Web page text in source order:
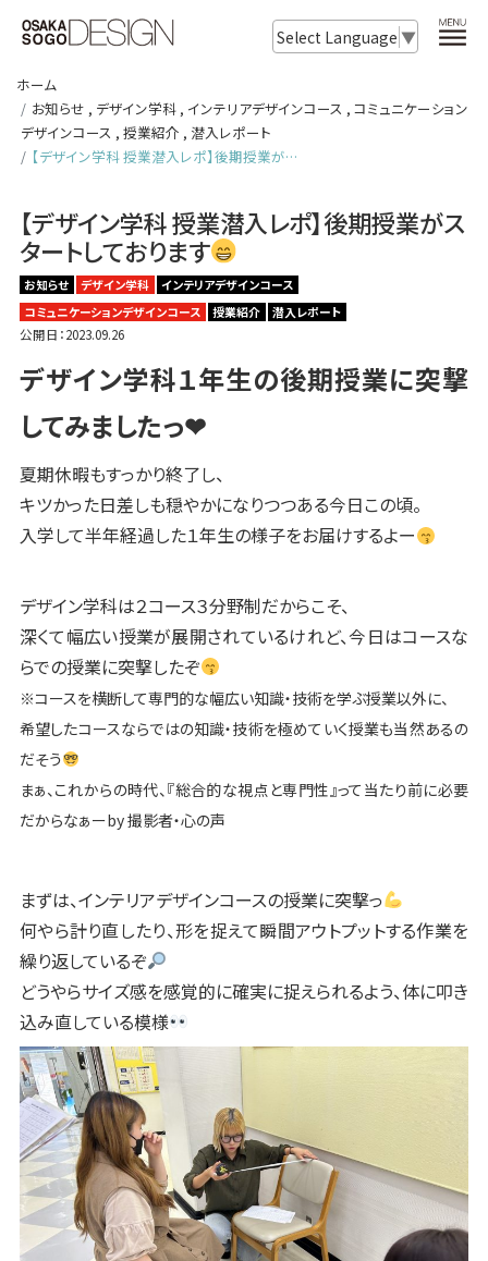
Select Language ▼
ホーム
お知らせ , デザイン学科, インテリアデザインコース , コミュニケーション
デザインコース ,授業紹介 , 潜入レポート
【デザイン学科 授業潜入レポ】後期授業が…
【デザイン学科 授業潜入レポ】後期授業がス
タートしております
お知らせ デザイン学科
インテリアデザインコース
コミュニケーションデザインコース
授業紹介 潜入レポート
公開日：2023.09.26
デザイン学科１年生の後期授業に突撃
してみましたっ❤︎
夏期休暇もすっかり終了し、
キツかった日差しも穏やかになりつつある今日この頃。
入学して半年経過した１年生の様子をお届けするよー
デザイン学科は２コース３分野制だからこそ、
深くて幅広い授業が展開されているけれど、今日はコースな
らでの授業に突撃したぞ
※コースを横断して専門的な幅広い知識・技術を学ぶ授業以外に、
希望したコースならではの知識・技術を極めていく授業も当然あるの
だそう
まぁ、これからの時代、『総合的な視点と専門性』って当たり前に必要
だからなぁーby 撮影者・心の声
まずは、インテリアデザインコースの授業に突撃っ
何やら計り直したり、形を捉えて瞬間アウトプットする作業を
繰り返しているぞ
どうやらサイズ感を感覚的に確実に捉えられるよう、体に叩き
込み直している模様